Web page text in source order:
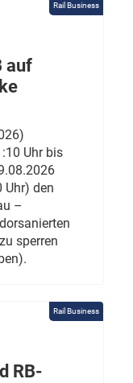
Rail Business
auf
Uhr bis
Uhr) den
–
sperren
Rail Business
RB-